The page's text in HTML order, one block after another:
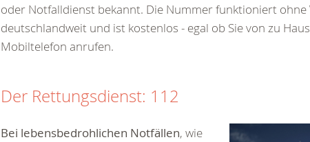
oder Notfalldienst bekannt. Die Nummer funktioniert ohne
deutschlandweit und ist kostenlos - egal ob Sie von zu
Mobiltelefon anrufen.
Der Rettungsdienst: 112
Bei lebensbedrohlichen Notfällen, wie